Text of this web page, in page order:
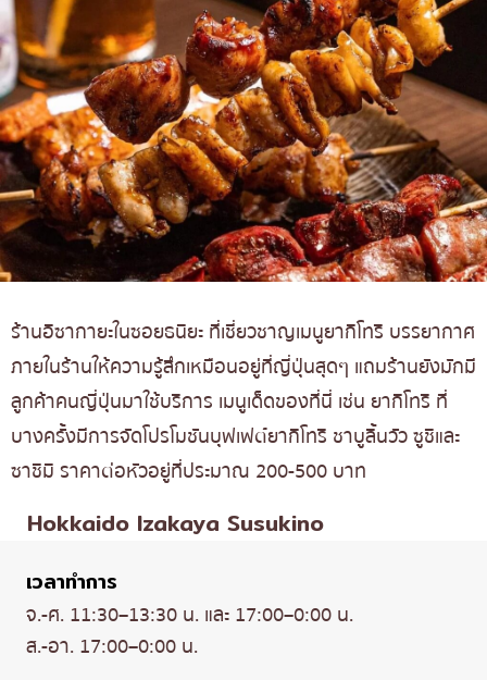
ร้านอิซากายะในซอยธนิยะ ที่เชี่ยวชาญเมนูยากิโทริ บรรยากาศ
ภายในร้านให้ความรู้สึกเหมือนอยู่ที่ญี่ปุ่นสุดๆ แถมร้านยังมักมี
ลูกค้าคนญี่ปุ่นมาใช้บริการ เมนูเด็ดของที่นี่ เช่น ยากิโทริ ที่
บางครั้งมีการจัดโปรโมชันบุฟเฟต์ยากิโทริ ชาบูลิ้นวัว ซูชิและ
ซาชิมิ ราคาต่อหัวอยู่ที่ประมาณ 200-500 บาท
Hokkaido Izakaya Susukino
เวลาทำการ
จ.-ศ. 11:30–13:30 น. และ 17:00–0:00 น.
ส.-อา. 17:00–0:00 น.